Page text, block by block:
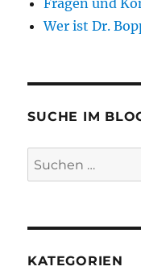
Fragen und
Wer ist Dr.
SUCHE IM
Suchen
nach:
KATEGORIEN